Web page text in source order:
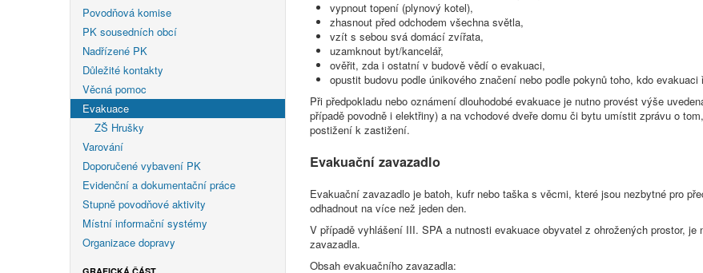
Povodňová komise
PK sousedních obcí
Nadřízené PK
Důležité kontakty
Věcná pomoc
Evakuace
ZŠ Hrušky
Varování
Doporučené vybavení PK
Evidenční a dokumentační práce
Stupně povodňové aktivity
Místní informační systémy
Organizace dopravy
vypnout topení (plynový kotel),
zhasnout před odchodem všechna světla,
vzít s sebou svá domácí zvířata,
uzamknout byt/kancelář,
ověřit, zda i ostatní v budově vědí o evakuaci,
opustit budovu podle únikového značení nebo podle pokynů toho, kdo evakuaci
Při předpokladu nebo oznámení dlouhodobé evakuace je nutno provést výše
případě povodně i elektřiny) a na vchodové dveře domu či bytu umístit zprávu o
postižení k zastižení.
Evakuační zavazadlo
Evakuační zavazadlo je batoh, kufr nebo taška s věcmi, které jsou nezbytné pro
odhadnout na více než jeden den.
V případě vyhlášení III. SPA a nutnosti evakuace obyvatel z ohrožených prostor,
zavazadla.
Obsah evakuačního zavazadla: